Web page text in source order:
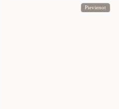
Pievienot